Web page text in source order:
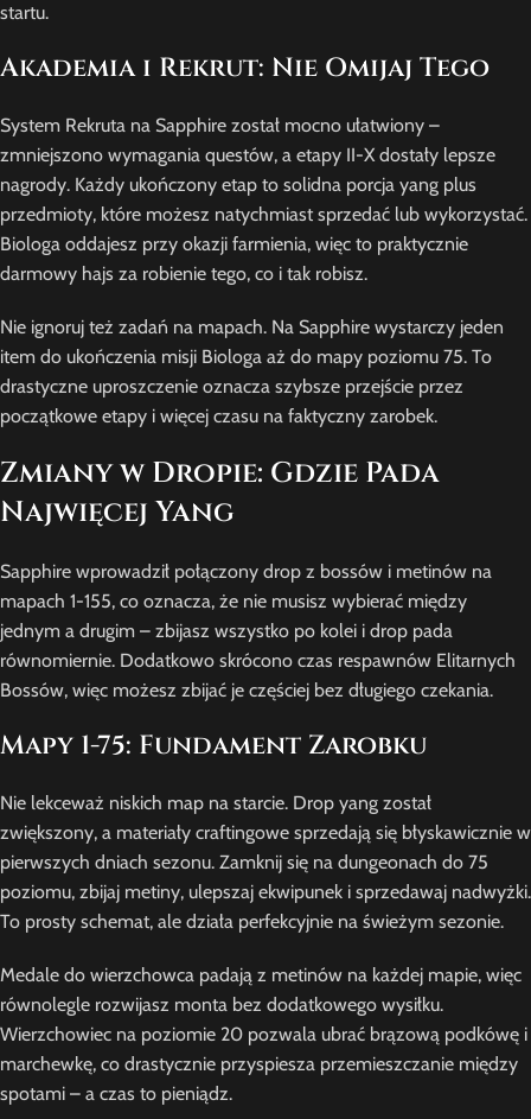
startu.
Akademia i Rekrut: Nie Omijaj Tego
System Rekruta na Sapphire został mocno ułatwiony –
zmniejszono wymagania questów, a etapy II-X dostały lepsze
nagrody. Każdy ukończony etap to solidna porcja yang plus
przedmioty, które możesz natychmiast sprzedać lub wykorzystać.
Biologa oddajesz przy okazji farmienia, więc to praktycznie
darmowy hajs za robienie tego, co i tak robisz.
Nie ignoruj też zadań na mapach. Na Sapphire wystarczy jeden
item do ukończenia misji Biologa aż do mapy poziomu 75. To
drastyczne uproszczenie oznacza szybsze przejście przez
początkowe etapy i więcej czasu na faktyczny zarobek.
Zmiany w Dropie: Gdzie Pada
Najwięcej Yang
Sapphire wprowadził połączony drop z bossów i metinów na
mapach 1-155, co oznacza, że nie musisz wybierać między
jednym a drugim – zbijasz wszystko po kolei i drop pada
równomiernie. Dodatkowo skrócono czas respawnów Elitarnych
Bossów, więc możesz zbijać je częściej bez długiego czekania.
Mapy 1-75: Fundament Zarobku
Nie lekceważ niskich map na starcie. Drop yang został
zwiększony, a materiały craftingowe sprzedają się błyskawicznie w
pierwszych dniach sezonu. Zamknij się na dungeonach do 75
poziomu, zbijaj metiny, ulepszaj ekwipunek i sprzedawaj nadwyżki.
To prosty schemat, ale działa perfekcyjnie na świeżym sezonie.
Medale do wierzchowca padają z metinów na każdej mapie, więc
równolegle rozwijasz monta bez dodatkowego wysiłku.
Wierzchowiec na poziomie 20 pozwala ubrać brązową podkówę i
marchewkę, co drastycznie przyspiesza przemieszczanie między
spotami – a czas to pieniądz.